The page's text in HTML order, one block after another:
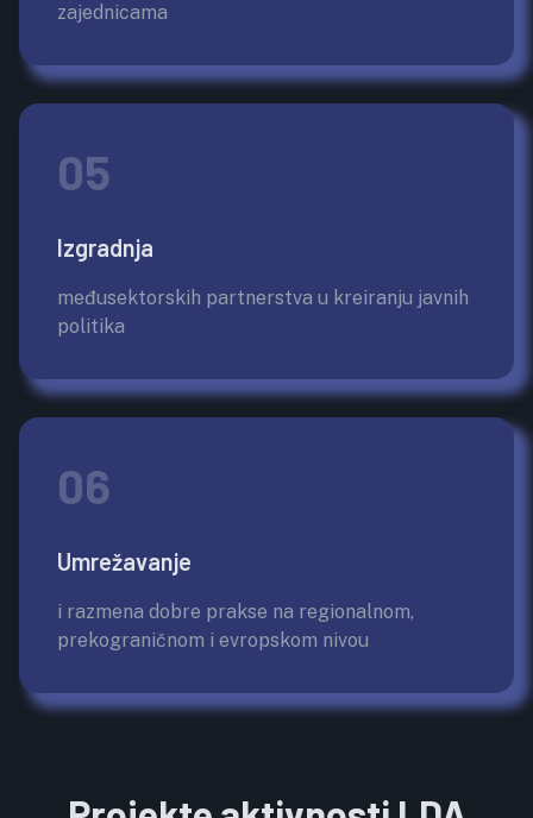
zajednicama
05
Izgradnja
međusektorskih partnerstva u kreiranju javnih
politika
06
Umrežavanje
i razmena dobre prakse na regionalnom,
prekograničnom i evropskom nivou